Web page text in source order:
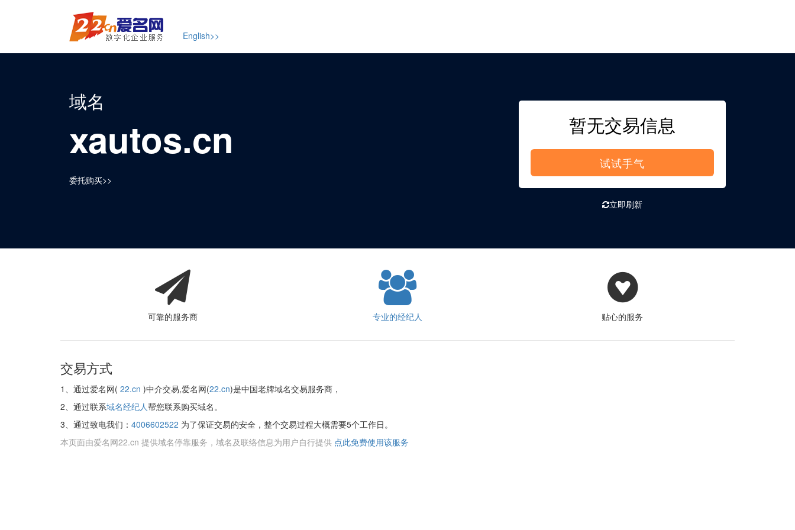
English>>
域名
xautos.cn
委托购买>>
暂无交易信息
试试手气
立即刷新
可靠的服务商 专业的经纪人 贴心的服务
交易方式
1、通过爱名网( 22.cn )中介交易,爱名网(22.cn)是中国老牌域名交易服务商，
2、通过联系域名经纪人帮您联系购买域名。
3、通过致电我们： 4006602522 为了保证交易的安全，整个交易过程大概需要5个工作日。
本页面由爱名网22.cn 提供域名停靠服务，域名及联络信息为用户自行提供 点此免费使用该服务